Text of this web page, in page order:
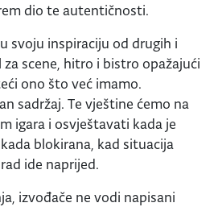
dio te autentičnosti.
svoju inspiraciju od drugih i
scene, hitro i bistro opažajući
ono što već imamo.
sadržaj. Te vještine ćemo na
igara i osvještavati kada je
blokirana, kad situacija
ide naprijed.
izvođače ne vodi napisani